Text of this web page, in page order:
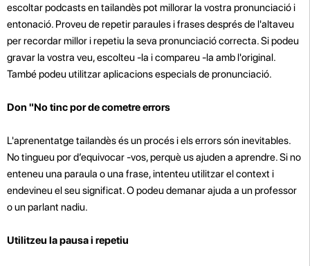
escoltar podcasts en tailandès pot millorar la vostra pronunciació i
entonació. Proveu de repetir paraules i frases després de l'altaveu
per recordar millori repetiu la seva pronunciació correcta. Si podeu
gravar la vostra veu, escolteu -la i compareu -la amb l'original.
També podeu utilitzar aplicacions especials de pronunciació.
Don "No tinc por de cometre errors
L'aprenentatge tailandès és un procés i els errors són inevitables.
No tingueu por d’equivocar -vos, perquè us ajuden a aprendre. Si no
enteneu una paraula o una frase, intenteu utilitzar el context i
endevineu el seu significat. O podeu demanar ajuda a un professor
o un parlant nadiu.
Utilitzeu la pausa i repetiu